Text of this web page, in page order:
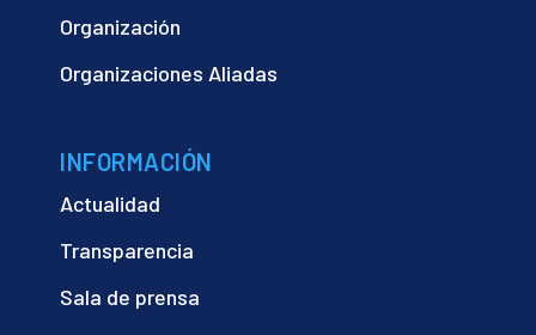
Organización
Organizaciones Aliadas
INFORMACIÓN
Actualidad
Transparencia
Sala de prensa